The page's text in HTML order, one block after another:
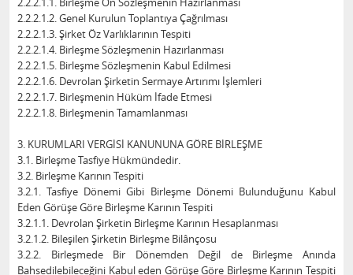
2.2.2.1.2. Genel Kurulun Toplantıya Çağrılması
2.2.2.1.3. Şirket Öz Varlıklarının Tespiti
2.2.2.1.4. Birleşme Sözleşmenin Hazırlanması
2.2.2.1.5. Birleşme Sözleşmenin Kabul Edilmesi
2.2.2.1.6. Devrolan Şirketin Sermaye Artırımı İşlemleri
2.2.2.1.7. Birleşmenin Hüküm İfade Etmesi
2.2.2.1.8. Birleşmenin Tamamlanması
3. KURUMLARI VERGİSİ KANUNUNA GÖRE BİRLEŞME
3.1. Birleşme Tasfiye Hükmündedir.
3.2. Birleşme Karının Tespiti
3.2.1. Tasfiye Dönemi Gibi Birleşme Dönemi Bulunduğunu Kabul
Eden Görüşe Göre Birleşme Karının Tespiti
3.2.1.1. Devrolan Şirketin Birleşme Karının Hesaplanması
3.2.1.2. Bileşilen Şirketin Birleşme Bilânçosu
3.2.2. Birleşmede Bir Dönemden Değil de Birleşme Anında
Bahsedilebileceğini Kabul eden Görüşe Göre Birleşme Karının Tespiti